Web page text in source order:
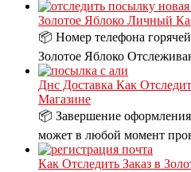
Золотое Яблоко Личный
📦 Номер телефона
Золотое Яблоко
Днс Доставка Как
Магазине
📦 Завершение оформления
может в любой момент
Как Отследить Заказ в